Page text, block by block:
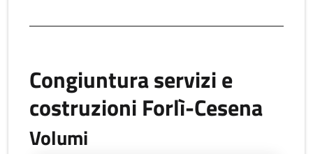
Congiuntura servizi e
costruzioni Forlì-Cesena
Volumi